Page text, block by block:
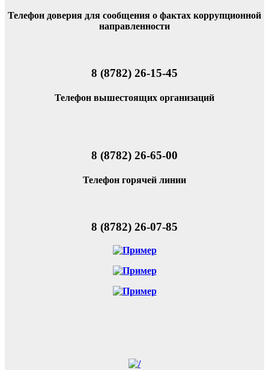
Телефон доверия для сообщения о фактах коррупционной
направленности
8 (8782) 26-15-45
Телефон вышестоящих организаций
8 (8782) 26-65-00
Телефон горячей линии
8 (8782) 26-07-85